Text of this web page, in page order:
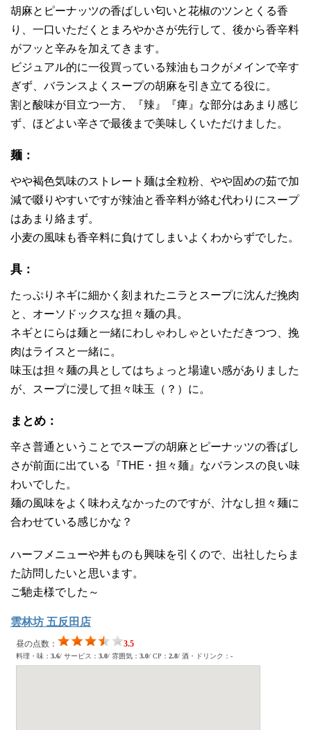
胡麻とピーナッツの香ばしい匂いと花椒のツンとくる香
り、一口いただくとまろやかさが先行して、後から香辛料
がフッと辛みを加えてきます。
ビジュアル的に一役買っている辣油もコクがメインで辛す
ぎず、バランスよくスープの胡麻を引き立てる役に。
割と酸味が目立つ一方、『辣』『痺』な部分はあまり感じ
ず、ほどよい辛さで最後まで美味しくいただけました。
麺：
やや褐色気味のストレート麺は全粒粉、やや固めの茹で加
減で啜りやすいですが辣油と香辛料が絡む代わりにスープ
はあまり絡まず。
小麦の風味も香辛料に負けてしまいよくわからずでした。
具：
たっぷりネギに細かく刻まれたニラとスープに沈んだ挽肉
と、オーソドックスな担々麺の具。
ネギとにらは麺と一緒にわしゃわしゃといただきつつ、挽
肉はライスと一緒に。
味玉は担々麺の具としてはちょっと場違い感がありました
が、スープに浸して担々味玉（？）に。
まとめ：
辛さ普通ということでスープの胡麻とピーナッツの香ばし
さが前面に出ている『THE・担々麺』なバランスの良い味
わいでした。
麺の風味をよく味わえなかったのですが、汁なし担々麺に
合わせている感じかな？
ハーフメニューや丼ものも興味を引くので、出社したらま
た訪問したいと思います。
ご馳走様でした～
雲林坊 五反田店